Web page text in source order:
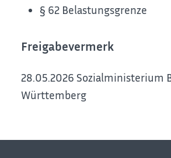
§ 62 Belastungsgrenze
Freigabevermerk
28.05.2026 Sozialministerium
Württemberg